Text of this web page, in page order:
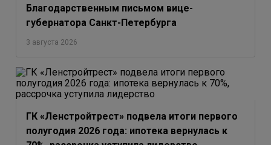
Благодарственным письмом вице-
губернатора Санкт-Петербурга
3 августа 2026
ГК «Ленстройтрест» подвела итоги первого
полугодия 2026 года: ипотека вернулась к